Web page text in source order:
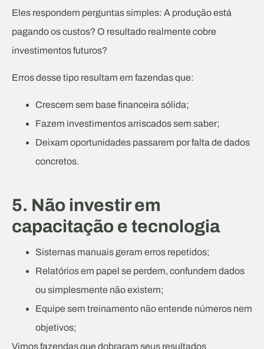
Eles respondem perguntas simples: A produção está
pagando os custos? O resultado realmente cobre
investimentos futuros?
Erros desse tipo resultam em fazendas que:
Crescem sem base financeira sólida;
Fazem investimentos arriscados sem saber;
Deixam oportunidades passarem por falta de dados
concretos.
5. Não investir em
capacitação e tecnologia
Sistemas manuais geram erros repetidos;
Relatórios em papel se perdem, confundem dados
ou simplesmente não existem;
Equipe sem treinamento não entende números nem
objetivos;
Vimos fazendas que dobraram seus resultados